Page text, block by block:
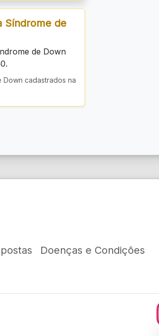
Síndrome de
de Down
cadastrados na
Doenças e Condições